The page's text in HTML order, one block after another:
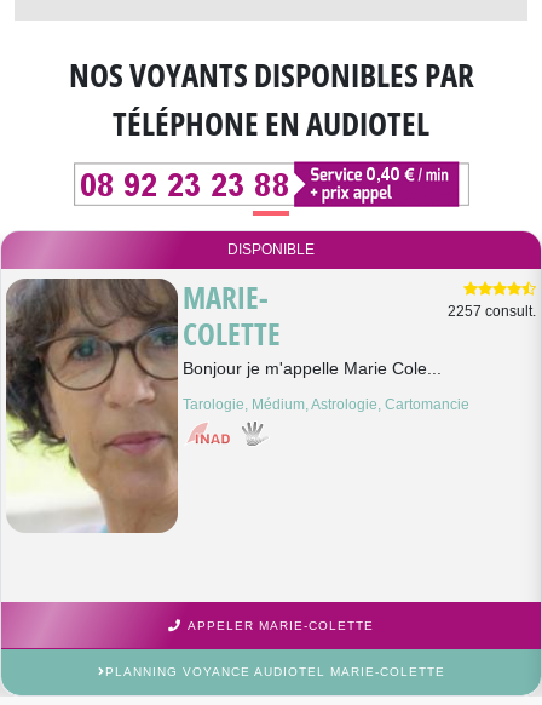
NOS VOYANTS DISPONIBLESPAR
TÉLÉPHONE EN AUDIOTEL
DISPONIBLE
MARIE-
COLETTE
2257 consult.
Bonjour je m'appelle Marie Cole...
Tarologie, Médium, Astrologie, Cartomancie
APPELER MARIE-COLETTE
PLANNING VOYANCE AUDIOTEL MARIE-COLETTE